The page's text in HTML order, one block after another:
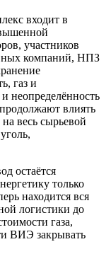
входит в
участников
компаний, НПЗ
газ и
неопределённость
влиять
весь сырьевой
остаётся
только
находится вся
логистики до
газа,
ВИЭ закрывать